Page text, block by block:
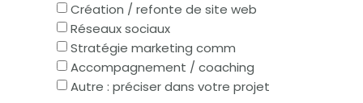
Création / refonte de site web
Réseaux sociaux
Stratégie marketing comm
Accompagnement / coaching
Autre : préciser dans votre projet